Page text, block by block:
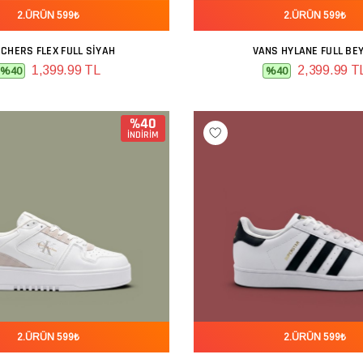
2.ÜRÜN 599₺
SEPETE EKLE
FLEX FULL SIYAH
%40 1,399.99 TL
2.ÜRÜN 599₺
SEPETE EKLE
VANS HYLANE FULL
%40 2,399.99 TL
%40
İNDİRİM
2.ÜRÜN 599₺ 2.ÜRÜN 599₺